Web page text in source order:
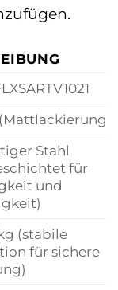
Stahl
für
und
(stabile
für sichere